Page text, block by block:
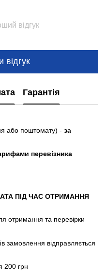
відгук
відгук
Гарантія
або поштомату) - за
перевізника
ПІД ЧАС ОТРИМАННЯ
отримання та перевірки
замовлення відправляється
200 грн